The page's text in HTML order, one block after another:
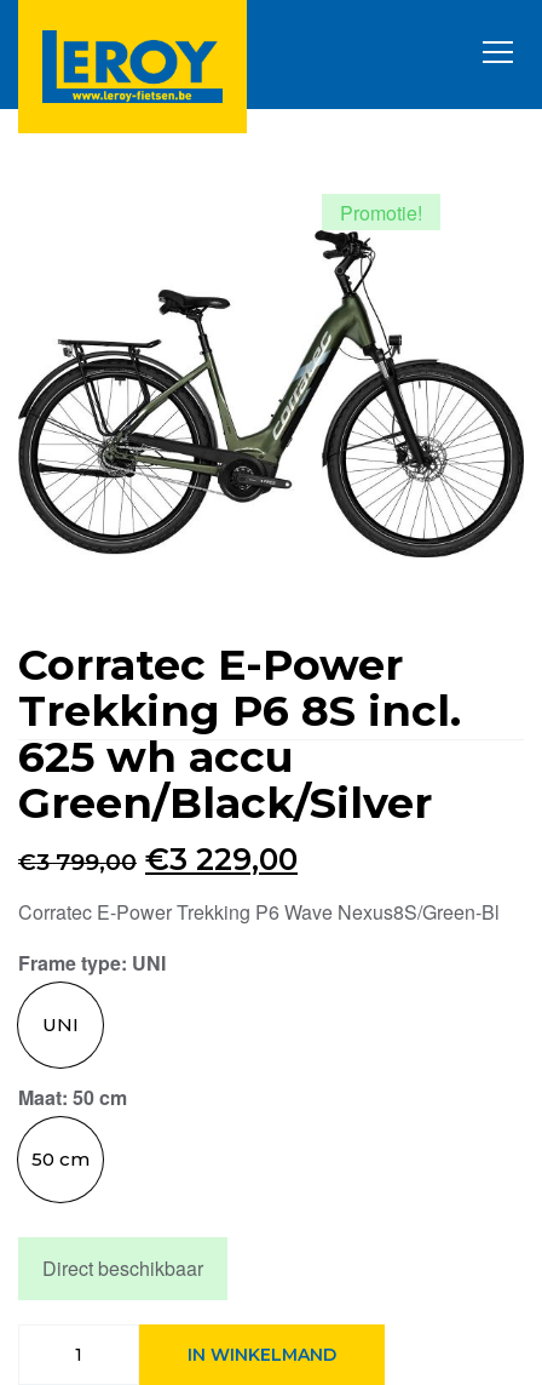
Promotie!
Corratec E-Power
Trekking P6 8S incl.
625 wh accu
Green/Black/Silver
€3 799,00 Oorspronkelijke
prijs
€3 229,00Huidige
prijs
Corratec E-Power Trekking P6 Wave Nexus8S/Green-Bl
Frame type: UNI
UNI
Maat: 50 cm
50 cm
Direct beschikbaar
IN WINKELMAND